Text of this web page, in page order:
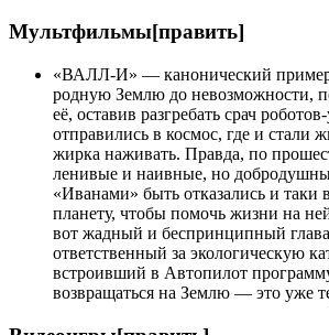
Мультфильмы[править]
«ВАЛЛ-И» — канонический
родную Землю до невозможности,
её, оставив разгребать срач
отправились в космос, где и стали
жирка наживать. Правда, по
ленивые и наивные, но
«Иванами» быть отказались и таки
планету, чтобы помочь жизни на
вот жадный и беспринципный
ответственный за экологическую
встроивший в Автопилот
возвращаться на Землю — это уже